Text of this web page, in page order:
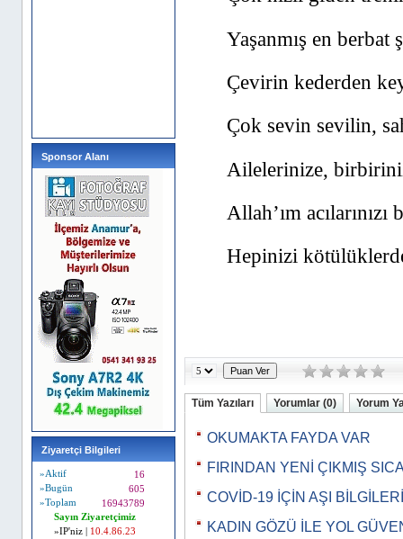
Sponsor Alanı
Ziyaretçi Bilgileri
»Aktif
16
»Bugün
605
»Toplam
16943789
Sayın Ziyaretçimiz
»IP'niz |
10.4.86.23
Yaşanmış en berbat
Çevirin kederden
Çok sevin sevilin,
Ailelerinize,
Allah’ım
Hepinizi
Tüm Yazıları Yorumlar (0) Yorum
OKUMAKTA FAYDA VAR
FIRINDAN YENİ ÇIKMIŞ
COVİD-19 İÇİN AŞI BİLGİLERİ
KADIN GÖZÜ İLE YOL